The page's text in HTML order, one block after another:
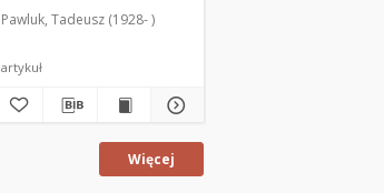
Pawluk, Tadeusz (1928- )
artykuł
Więcej